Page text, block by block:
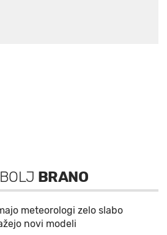
BRANO
meteorologi zelo slabo
novi modeli